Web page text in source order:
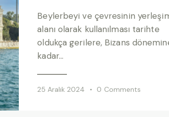
Beylerbeyi ve çevresinin
alanı olarak kullanılması tarihte
oldukça gerilere, Bizans
kadar…
25 Aralık 2024 0 Comments